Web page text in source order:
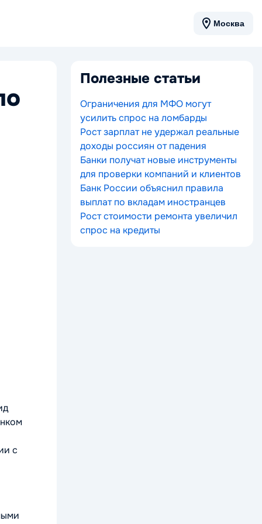
Москва
с
Полезные статьи
Ограничения для МФО могут
усилить спрос на ломбарды
Рост зарплат не удержал реальные
доходы россиян от падения
Банки получат новые инструменты
для проверки компаний и клиентов
Банк России объяснил правила
выплат по вкладам иностранцев
Рост стоимости ремонта увеличил
спрос на кредиты